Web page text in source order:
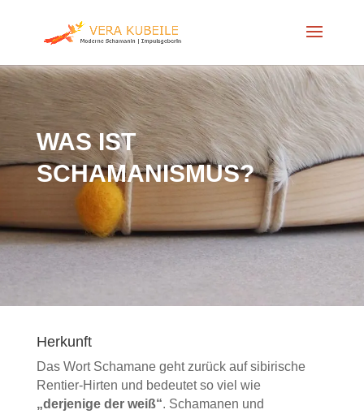
WAS IST
SCHAMANISMUS?
Herkunft
Das Wort Schamane geht zurück auf sibirische
Rentier-Hirten und bedeutet so viel wie
„derjenige der weiß“. Schamanen und